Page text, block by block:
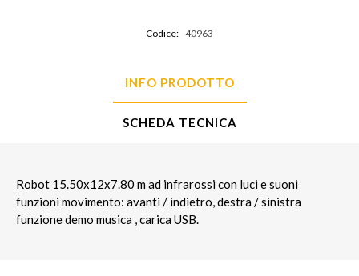
Codice: 40963
INFO PRODOTTO
SCHEDA TECNICA
Robot 15.50x12x7.80 m ad infrarossi con luci e suoni
funzioni movimento: avanti / indietro, destra / sinistra
funzione demo musica , carica USB.